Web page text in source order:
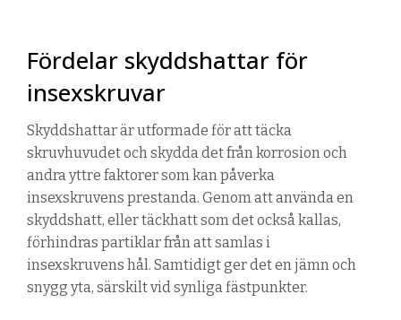
Fördelar skyddshattar för
insexskruvar
Skyddshattar är utformade för att täcka
skruvhuvudet och skydda det från korrosion och
andra yttre faktorer som kan påverka
insexskruvens prestanda. Genom att använda en
skyddshatt, eller täckhatt som det också kallas,
förhindras partiklar från att samlas i
insexskruvens hål. Samtidigt ger det en jämn och
snygg yta, särskilt vid synliga fästpunkter.